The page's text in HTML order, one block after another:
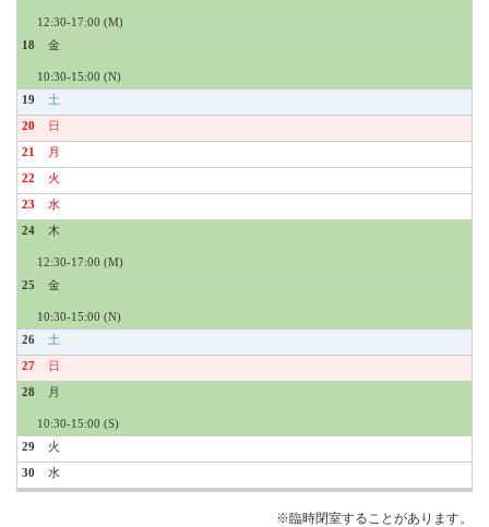
12:30-17:00 (M)
18
10:30-15:00 (N)
19
20
21
22
23
24
12:30-17:00 (M)
25
10:30-15:00 (N)
26
27
28
10:30-15:00 (S)
29
30
※臨時閉室することがあります。